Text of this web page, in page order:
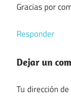
Gracias por
Responder
Dejar un
Tu dirección